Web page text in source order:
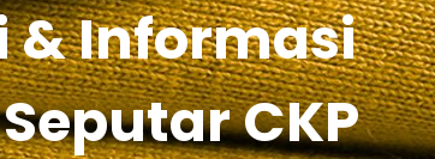
& Informasi
CKP